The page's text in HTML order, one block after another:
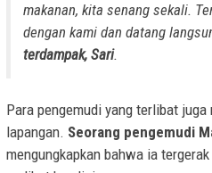
makanan, kita senang sekali.
dengan kami dan datang
terdampak, Sari.
Para pengemudi yang terlibat
lapangan. Seorang pengemudi
mengungkapkan bahwa ia